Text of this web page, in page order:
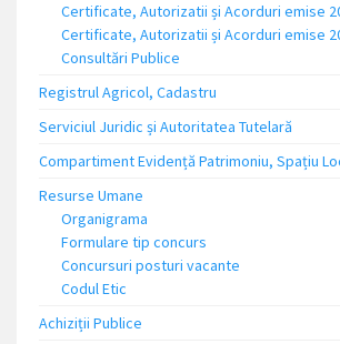
Certificate, Autorizatii și Acorduri emise
Certificate, Autorizatii și Acorduri emise
Consultări Publice
Registrul Agricol, Cadastru
Serviciul Juridic și Autoritatea Tutelară
Compartiment Evidență Patrimoniu, Spațiu
Resurse Umane
Organigrama
Formulare tip concurs
Concursuri posturi vacante
Codul Etic
Achiziții Publice